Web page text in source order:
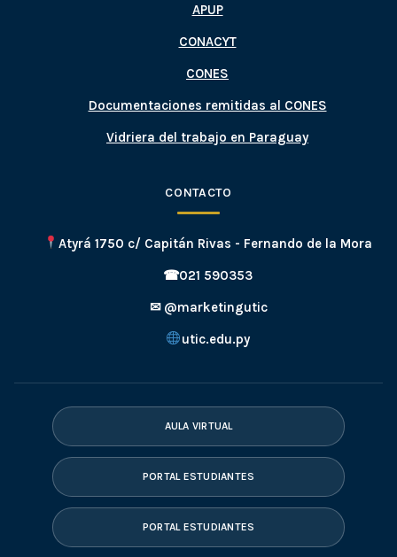
APUP
CONACYT
CONES
Documentaciones remitidas al CONES
Vidriera del trabajo en Paraguay
CONTACTO
Atyrá 1750 c/ Capitán Rivas - Fernando de la Mora
☎021 590353
✉ @marketingutic
utic.edu.py
AULA VIRTUAL
PORTAL ESTUDIANTES
PORTAL ESTUDIANTES